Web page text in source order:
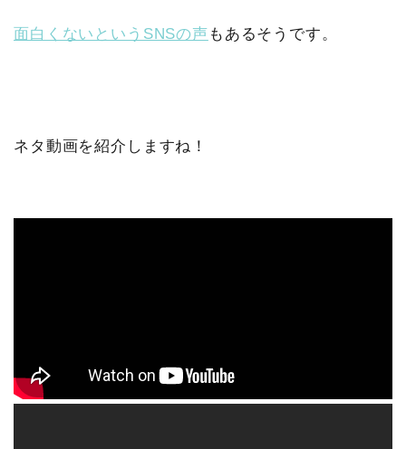
面白くないというSNSの声 もあるそうです。
ネタ動画を紹介しますね！